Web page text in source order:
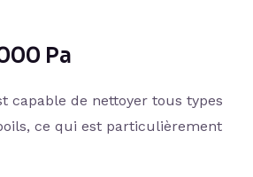
Pa
capable de nettoyer tous types
ce qui est particulièrement